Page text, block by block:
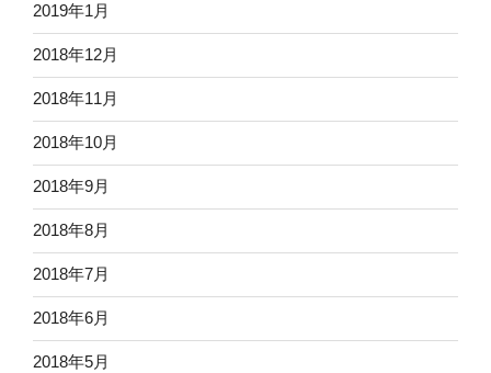
2019年1月
2018年12月
2018年11月
2018年10月
2018年9月
2018年8月
2018年7月
2018年6月
2018年5月